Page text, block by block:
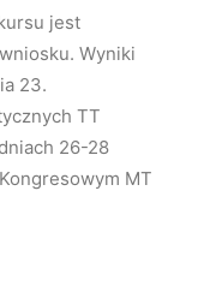
jest
Wyniki
23.
TT
26-28
MT